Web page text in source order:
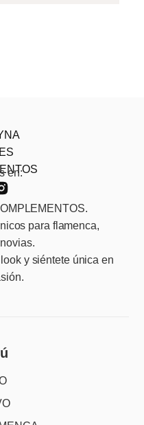
en:
para flamenca,
y siéntete única en